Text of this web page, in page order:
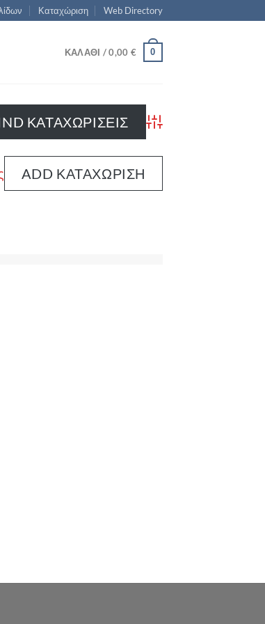
Καταχώριση Web Directory
ΚΑΛΆΘΙ /0,00 € 0
Advanced Search
ADD ΚΑΤΑΧΏΡΙΣΗ